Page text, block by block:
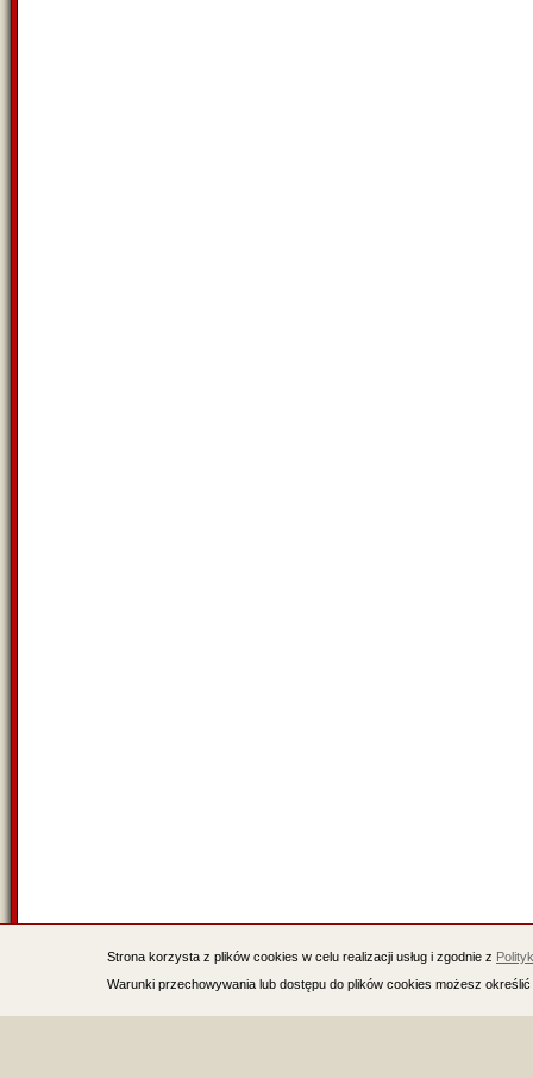
Strona korzysta z plików cookies w celu realizacji usług i zgodnie z
Warunki przechowywania lub dostępu do plików cookies możesz